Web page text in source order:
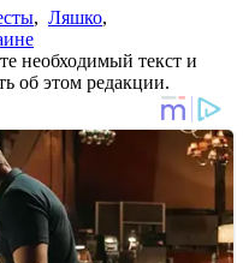
, Ляшко,
необходимый текст и
об этом редакции.